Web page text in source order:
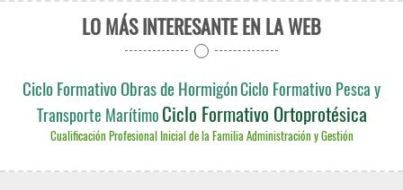
LO MÁS INTERESANTE EN LA WEB
Ciclo Formativo Obras de HormigónCiclo Formativo Pesca y
Transporte MarítimoCiclo Formativo Ortoprotésica
Cualificación Profesional Inicial de la Familia Administración y Gestión